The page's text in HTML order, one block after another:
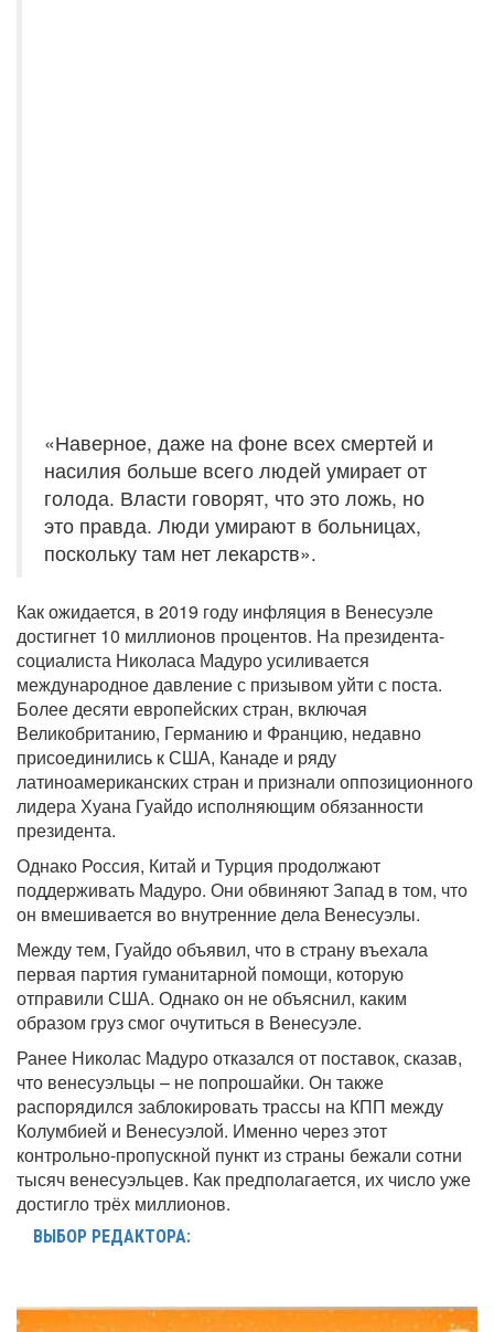
«Наверное, даже на фоне всех смертей и
насилия больше всего людей умирает от
голода. Власти говорят, что это ложь, но
это правда. Люди умирают в больницах,
поскольку там нет лекарств».
Как ожидается, в 2019 году инфляция в Венесуэле
достигнет 10 миллионов процентов. На президента-
социалиста Николаса Мадуро усиливается
международное давление с призывом уйти с поста.
Более десяти европейских стран, включая
Великобританию, Германию и Францию, недавно
присоединились к США, Канаде и ряду
латиноамериканских стран и признали оппозиционного
лидера Хуана Гуайдо исполняющим обязанности
президента.
Однако Россия, Китай и Турция продолжают
поддерживать Мадуро. Они обвиняют Запад в том, что
он вмешивается во внутренние дела Венесуэлы.
Между тем, Гуайдо объявил, что в страну въехала
первая партия гуманитарной помощи, которую
отправили США. Однако он не объяснил, каким
образом груз смог очутиться в Венесуэле.
Ранее Николас Мадуро отказался от поставок, сказав,
что венесуэльцы – не попрошайки. Он также
распорядился заблокировать трассы на КПП между
Колумбией и Венесуэлой. Именно через этот
контрольно-пропускной пункт из страны бежали сотни
тысяч венесуэльцев. Как предполагается, их число уже
достигло трёх миллионов.
ВЫБОР РЕДАКТОРА: